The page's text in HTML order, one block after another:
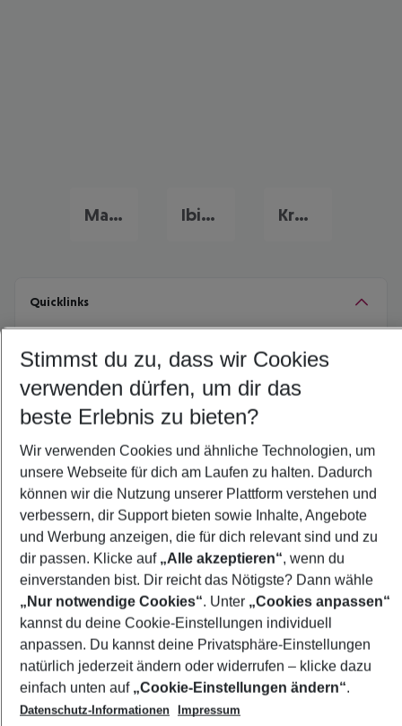
Mallorca Urlaub Ibiza Urlaub Kroatien Urlaub
Quicklinks
Last Minute Santa Margherita di Pula
Familienurlaub Santa Margherita di Pula
Frübucher Angebote Santa Margherita di Pula für
Pauschalreisen Santa Margherita di Pula
Flug & Hotel Santa Margherita di Pula
Footer
Footer navigation
Über uns
AGB
Bestpreisgarantie
Cookie-Einstellungen ändern
Cookie-Richtlinie
Datenschutz
Agenturbetreuung
Barrierefreies Reisen
Check-in
Folge uns
Stimmst du zu, dass wir Cookies
verwenden dürfen, um dir das
beste Erlebnis zu bieten?
Wir verwenden Cookies und ähnliche Technologien, um
unsere Webseite für dich am Laufen zu halten. Dadurch
können wir die Nutzung unserer Plattform verstehen und
verbessern, dir Support bieten sowie Inhalte, Angebote
und Werbung anzeigen, die für dich relevant sind und zu
dir passen. Klicke auf „Alle akzeptieren“, wenn du
einverstanden bist. Dir reicht das Nötigste? Dann wähle
„Nur notwendige Cookies“. Unter „Cookies anpassen“
kannst du deine Cookie-Einstellungen individuell
anpassen. Du kannst deine Privatsphäre-Einstellungen
natürlich jederzeit ändern oder widerrufen – klicke dazu
einfach unten auf „Cookie-Einstellungen ändern“.
Datenschutz-Informationen
Impressum